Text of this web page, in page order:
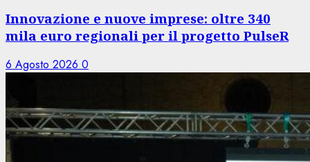
Innovazione e nuove imprese: oltre 340
mila euro regionali per il progetto PulseR
6 Agosto 2026 0